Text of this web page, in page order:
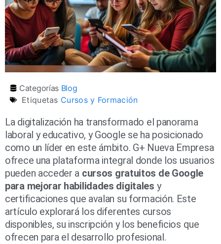
Categorías Blog
Etiquetas Cursos y Formación
La digitalización ha transformado el panorama
laboral y educativo, y Google se ha posicionado
como un líder en este ámbito. G+ Nueva Empresa
ofrece una plataforma integral donde los usuarios
pueden acceder a cursos gratuitos de Google
para mejorar habilidades digitales y
certificaciones que avalan su formación. Este
artículo explorará los diferentes cursos
disponibles, su inscripción y los beneficios que
ofrecen para el desarrollo profesional.